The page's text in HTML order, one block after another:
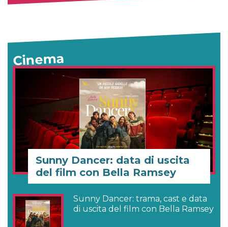
Cinema
Sunny Dancer: data di uscita
del film con Bella Ramsey
Sunny Dancer: trama, cast e data
di uscita del film con Bella Ramsey